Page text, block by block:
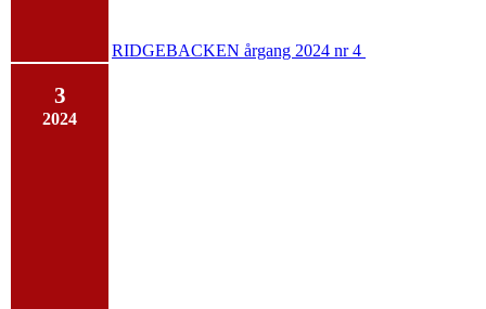
RIDGEBACKEN årgang 2024 nr 4
3
2024